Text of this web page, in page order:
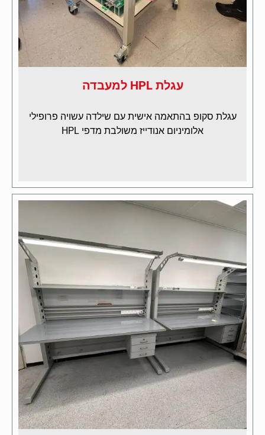
עגלת HPL למעבדה
עגלת סקופ בהתאמה אישית עם שילדה עשויה פרופילי
אלומיניום אנודייז משולבת מדפי HPL